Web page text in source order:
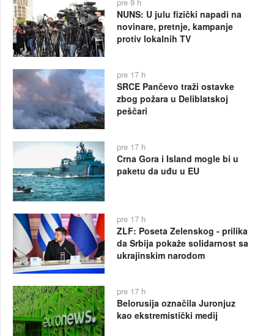
NUNS: U julu fizički napadi na
novinare, pretnje, kampanje
protiv lokalnih TV
pre 17 h
SRCE Pančevo traži ostavke
zbog požara u Deliblatskoj
peščari
pre 17 h
Crna Gora i Island mogle bi u
paketu da uđu u EU
pre 17 h
ZLF: Poseta Zelenskog - prilika
da Srbija pokaže solidarnost sa
ukrajinskim narodom
pre 17 h
Belorusija označila Juronjuz
kao ekstremistički medij